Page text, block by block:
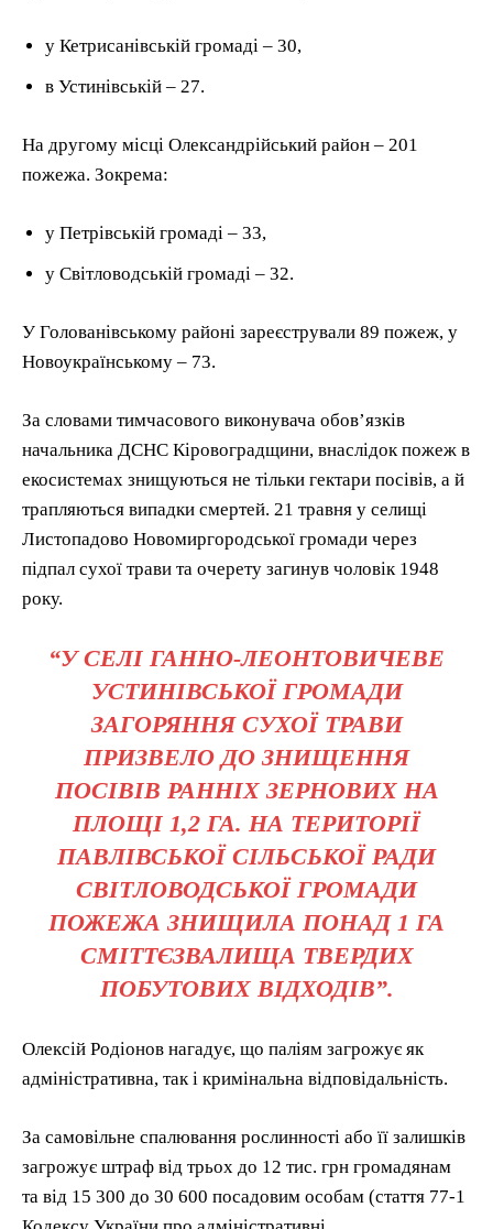
у Кетрисанівській громаді – 30,
в Устинівській – 27.
На другому місці Олександрійський район – 201
пожежа. Зокрема:
у Петрівській громаді – 33,
у Світловодській громаді – 32.
У Голованівському районі зареєстрували 89 пожеж, у
Новоукраїнському – 73.
За словами тимчасового виконувача обов’язків
начальника ДСНС Кіровоградщини, внаслідок пожеж в
екосистемах знищуються не тільки гектари посівів, а й
трапляються випадки смертей. 21 травня у селищі
Листопадово Новомиргородської громади через
підпал сухої трави та очерету загинув чоловік 1948
року.
“У СЕЛІ ГАННО-ЛЕОНТОВИЧЕВЕ
УСТИНІВСЬКОЇ ГРОМАДИ
ЗАГОРЯННЯ СУХОЇ ТРАВИ
ПРИЗВЕЛО ДО ЗНИЩЕННЯ
ПОСІВІВ РАННІХ ЗЕРНОВИХ НА
ПЛОЩІ 1,2 ГА. НА ТЕРИТОРІЇ
ПАВЛІВСЬКОЇ СІЛЬСЬКОЇ РАДИ
СВІТЛОВОДСЬКОЇ ГРОМАДИ
ПОЖЕЖА ЗНИЩИЛА ПОНАД 1 ГА
СМІТТЄЗВАЛИЩА ТВЕРДИХ
ПОБУТОВИХ ВІДХОДІВ”.
Олексій Родіонов нагадує, що паліям загрожує як
адміністративна, так і кримінальна відповідальність.
За самовільне спалювання рослинності або її залишків
загрожує штраф від трьох до 12 тис. грн громадянам
та від 15 300 до 30 600 посадовим особам (стаття 77-1